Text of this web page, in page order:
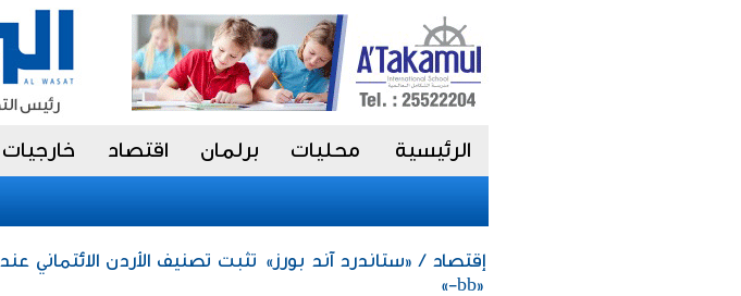
الرئيسية محليات برلمان اقتصاد خارجيات
إقتصاد / «ستاندرد آند بورز» تثبت تصنيف الأردن الائتماني عند
«bb-»